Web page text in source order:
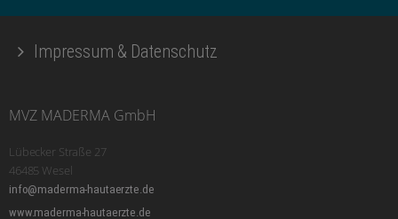
Impressum & Datenschutz
MVZ MADERMA GmbH
Lübecker Straße 27
46485 Wesel
info@maderma-hautaerzte.de
www.maderma-hautaerzte.de